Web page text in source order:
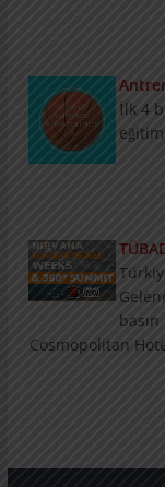
İlk 4
Cosmopolitan